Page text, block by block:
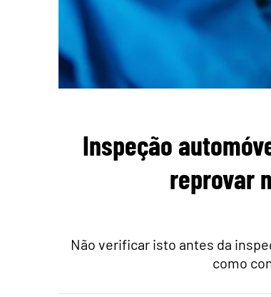
Inspeção
reprovar
Não verificar isto antes da
como